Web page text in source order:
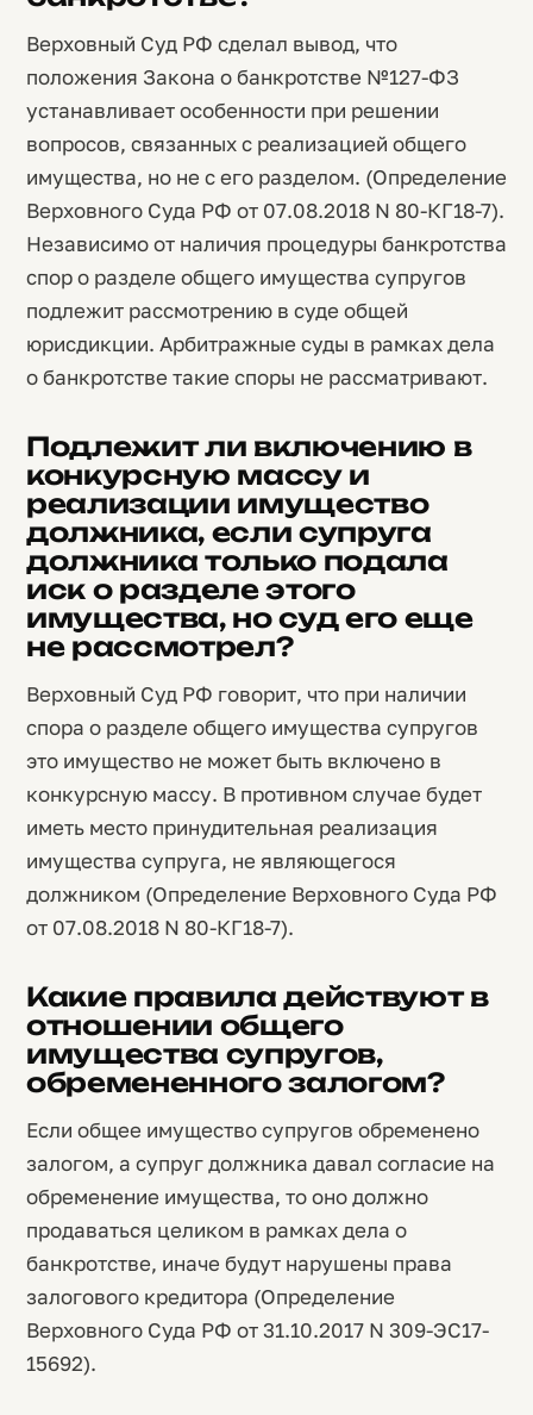
Верховный Суд РФ сделал вывод, что
положения Закона о банкротстве №127-ФЗ
устанавливает особенности при решении
вопросов, связанных с реализацией общего
имущества, но не с его разделом. (Определение
Верховного Суда РФ от 07.08.2018 N 80-КГ18-7).
Независимо от наличия процедуры банкротства
спор о разделе общего имущества супругов
подлежит рассмотрению в суде общей
юрисдикции. Арбитражные суды в рамках дела
о банкротстве такие споры не рассматривают.
Подлежит ли включению в
конкурсную массу и
реализации имущество
должника, если супруга
должника только подала
иск о разделе этого
имущества, но суд его еще
не рассмотрел?
Верховный Суд РФ говорит, что при наличии
спора о разделе общего имущества супругов
это имущество не может быть включено в
конкурсную массу. В противном случае будет
иметь место принудительная реализация
имущества супруга, не являющегося
должником (Определение Верховного Суда РФ
от 07.08.2018 N 80-КГ18-7).
Какие правила действуют в
отношении общего
имущества супругов,
обремененного залогом?
Если общее имущество супругов обременено
залогом, а супруг должника давал согласие на
обременение имущества, то оно должно
продаваться целиком в рамках дела о
банкротстве, иначе будут нарушены права
залогового кредитора (Определение
Верховного Суда РФ от 31.10.2017 N 309-ЭС17-
15692).